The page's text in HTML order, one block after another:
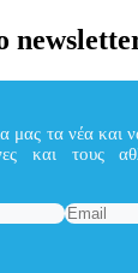
μας τα νέα και
και τους